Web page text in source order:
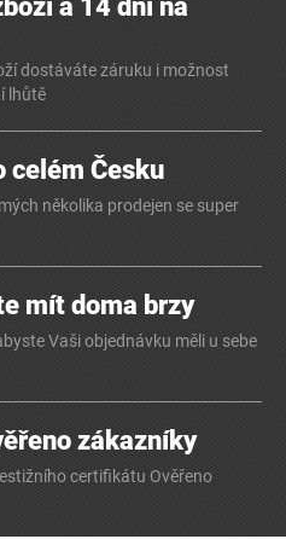
a 14 dní na
dostáváte záruku i možnost
lhůtě
celém Česku
několika prodejen se super
mít doma brzy
Vaši objednávku měli u sebe
zákazníky
certifikátu Ověřeno